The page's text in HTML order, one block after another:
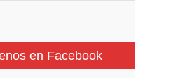
en Facebook